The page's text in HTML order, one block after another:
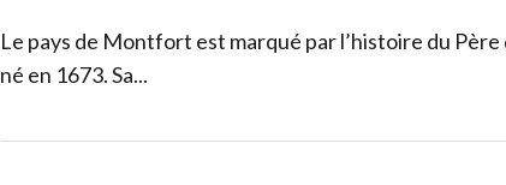
Le pays de Montfort est marqué par l’histoire du
né en 1673. Sa...